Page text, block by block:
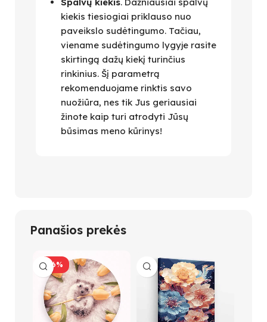
kiekis tiesiogiai priklauso nuo
paveikslo sudėtingumo. Tačiau,
viename sudėtingumo lygyje rasite
skirtingą dažų kiekį turinčius
rinkinius. Šį parametrą
rekomenduojame rinktis savo
nuožiūra, nes tik Jus geriausiai
žinote kaip turi atrodyti Jūsų
būsimas meno kūrinys!
Panašios prekės
-26%